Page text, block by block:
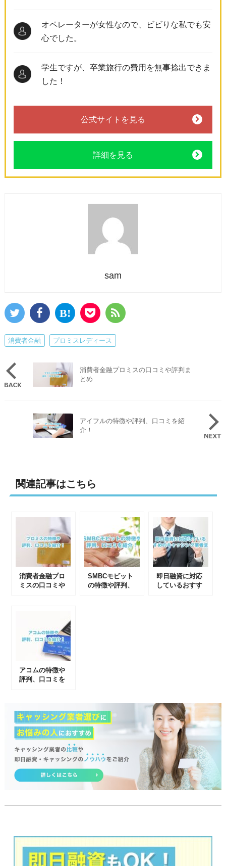
オペレーターが女性なので、ビビりな私でも安
心でした。
学生ですが、卒業旅行の費用を無事捻出できま
した！
公式サイトを見る
詳細を見る
sam
消費者金融 プロミスレディース
消費者金融プロミスの口コミや評判ま
とめ
アイフルの特徴や評判、口コミを紹
介！
関連記事はこちら
消費者金融プロ
ミスの口コミや
SMBCモビット
の特徴や評判、
即日融資に対応
しているおすす
アコムの特徴や
評判、口コミを